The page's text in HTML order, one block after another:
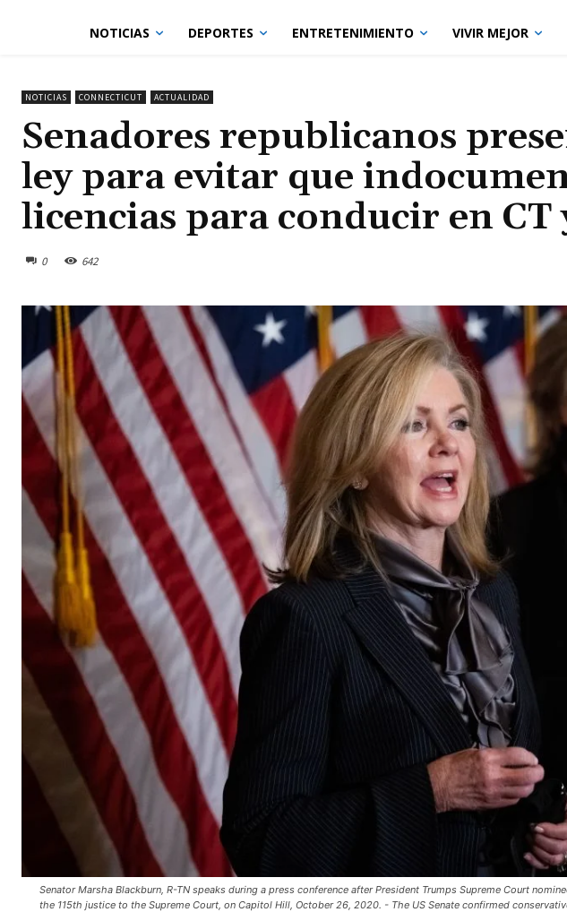
NOTICIAS DEPORTES ENTRETENIMIENTO VIVIR MEJOR
NOTICIAS CONNECTICUT ACTUALIDAD
Senadores republicanos
ley para evitar que
licencias para conducir en CT
0 642
Senator Marsha Blackburn, R-TN speaks during a press conference after President Trumps Supreme Court
the 115th justice to the Supreme Court, on Capitol Hill, October 26, 2020. - The US Senate confirmed